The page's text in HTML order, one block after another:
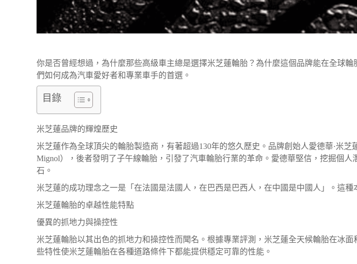
你是否曾經想過，為什麼那些高級車主總是選擇米芝蓮輪胎？為什麼這個品牌能在全球
們如何成為汽車愛好者和專業車手的首選。
目錄
米芝蓮品牌的輝煌歷史
米芝蓮作為全球頂尖的輪胎製造商，有著超過130年的悠久歷史。品牌創始人愛德華·米芝
Mignol），後者發明了子午線輪胎，引發了汽車輪胎行業的革命。愛德華堅信，挖掘個
石。
米芝蓮的成功理念之一是「在法國是法國人，在巴西是巴西人，在中國是中國人」。這
米芝蓮輪胎的卓越性能特點
優異的抓地力與操控性
米芝蓮輪胎以其出色的抓地力和操控性而聞名。根據專業評測，米芝蓮全天候輪胎在冰
些特性使米芝蓮輪胎在各種道路條件下都能提供穩定可靠的性能。